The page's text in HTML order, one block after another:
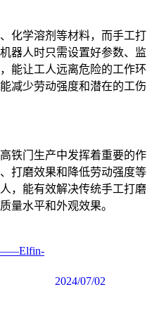
化学溶剂等材料，而手工打
器人时只需设置好参数、监
能让工人远离危险的工作环
减少劳动强度和潜在的工伤
铁门生产中发挥着重要的作
打磨效果和降低劳动强度等
，能有效解决传统手工打磨
量水平和外观效果。‍
——Elfin-
2024/07/02